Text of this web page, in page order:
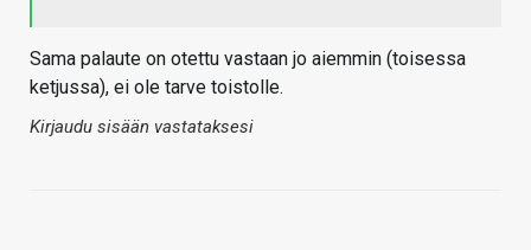
Sama palaute on otettu vastaan jo aiemmin (toisessa
ketjussa), ei ole tarve toistolle.
Kirjaudu sisään vastataksesi